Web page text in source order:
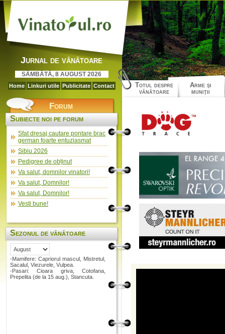
Jurnal de vânătoare
SÂMBĂTĂ, 8 AUGUST 2026
Home Linkuri utile Publicitate Contact
Totul despre
vânătoare
Arme şi
muniţii
Forum
Subiecte noi pe forum
Sfat dresaj cautare pontare brac
german foarte entuziasmat
Sibiu 2026
Pedigree de obținut
Va salut, domnilor vinatori!
Va salut, Domnilor!
Va salut, Domnilor!
Vesti bune!
Sezonul de vânătoare
-Mamifere: Capriorul mascul, Mistretul,
Sacalul, Viezurele, Vulpea.
-Pasari: Cioara griva, Cotofana,
Prepelita (de la 15 aug.), Stancuta.